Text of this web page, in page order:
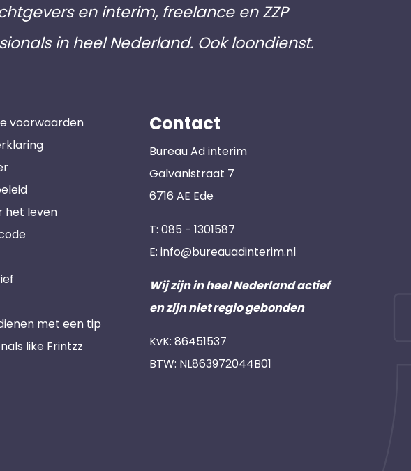
en interim, freelance en ZZP
in heel Nederland. Ook loondienst.
voorwaarden
het leven
met een tip
like Frintzz
Contact
Bureau Ad interim
Galvanistraat 7
6716 AE Ede
T: 085 - 1301587
E: info@bureauadinterim.nl
Wij zijn in heel Nederland actief
en zijn niet regio gebonden
KvK: 86451537
BTW: NL863972044B01